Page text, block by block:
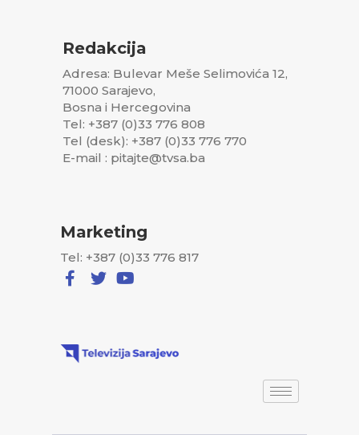
Redakcija
Adresa: Bulevar Meše Selimovića 12,
71000 Sarajevo,
Bosna i Hercegovina
Tel: +387 (0)33 776 808
Tel (desk): +387 (0)33 776 770
E-mail : pitajte@tvsa.ba
Marketing
Tel: +387 (0)33 776 817